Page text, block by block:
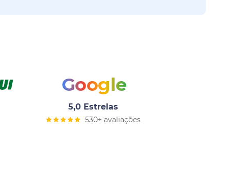
Google
5,0 Estrelas
530+ avaliações